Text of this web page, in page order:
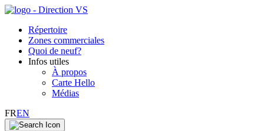
Répertoire
Zones commerciales
Quoi de neuf?
Infos utiles
À propos
Carte Hello
Médias
FREN